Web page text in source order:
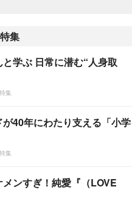
集
学ぶ 日常に潜む“人身取
集
40年にわたり支える「小学
集
ンすぎ！純愛『（LOVE